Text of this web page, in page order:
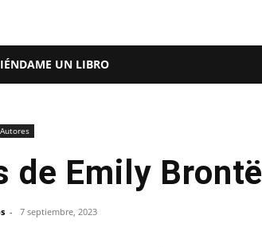
UN LIBRO
Autores
de Emily Brontë
- 7 septiembre, 2023